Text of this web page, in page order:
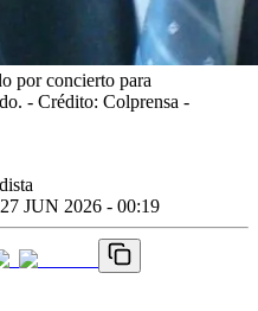
por concierto para
- Crédito: Colprensa -
27 JUN 2026 - 00:19